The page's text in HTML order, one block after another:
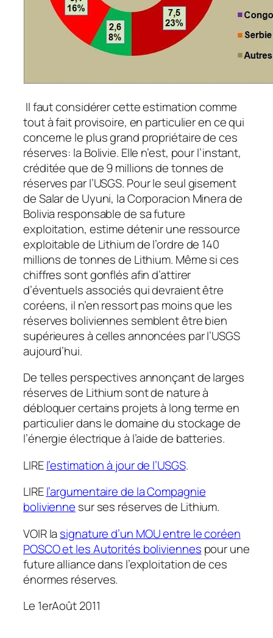
Il faut considérer cette estimation comme
tout à fait provisoire, en particulier en ce qui
concerne le plus grand propriétaire de ces
réserves: la Bolivie. Elle n’est, pour l’instant,
créditée que de 9 millions de tonnes de
réserves par l’USGS. Pour le seul gisement
de Salar de Uyuni, la Corporacion Minera de
Bolivia responsable de sa future
exploitation, estime détenir une ressource
exploitable de Lithium de l’ordre de 140
millions de tonnes de Lithium. Même si ces
chiffres sont gonflés afin d’attirer
d’éventuels associés qui devraient être
coréens, il n’en ressort pas moins que les
réserves boliviennes semblent être bien
supérieures à celles annoncées par l’USGS
aujourd’hui.
De telles perspectives annonçant de larges
réserves de Lithium sont de nature à
débloquer certains projets à long terme en
particulier dans le domaine du stockage de
l’énergie électrique à l’aide de batteries.
LIREl’estimation à jour de l’USGS.
LIREl’argumentaire de la Compagnie
bolivienne sur ses réserves de Lithium.
VOIR la signature d’un MOU entre le coréen
POSCO et les Autorités boliviennes pour une
future alliance dans l’exploitation de ces
énormes réserves.
Le 1erAoût 2011